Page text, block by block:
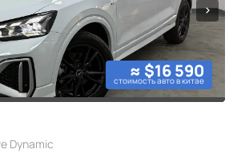
≈ $16 590
стоимость авто в китае
Dynamic